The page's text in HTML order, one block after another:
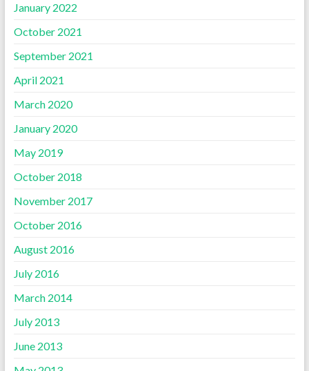
January 2022
October 2021
September 2021
April 2021
March 2020
January 2020
May 2019
October 2018
November 2017
October 2016
August 2016
July 2016
March 2014
July 2013
June 2013